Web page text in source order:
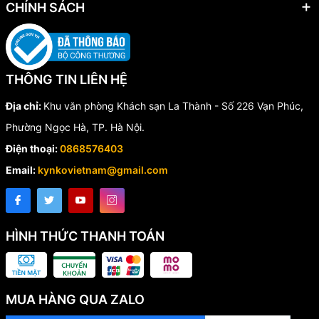
Thân mũi được chế tạo từ thép hợp kim cứng.
Đầu khoan gắnhạt kim cương nhân tạo
cắt bê tông cốt thép nhanh và bền.
Giữ độ sắc bén lâu dài ngay cả khi thi công cường độ cao.
CHÍNH SÁCH
THÔNG TIN LIÊN HỆ
Địa chỉ: Khu văn phòng Khách sạn La Thành - Số 226 Vạn Phúc,
Phường Ngọc Hà, TP. Hà Nội.
Điện thoại:0868576403
Email: kynkovietnam@gmail.com
HÌNH THỨC THANH TOÁN
MUA HÀNG QUA ZALO